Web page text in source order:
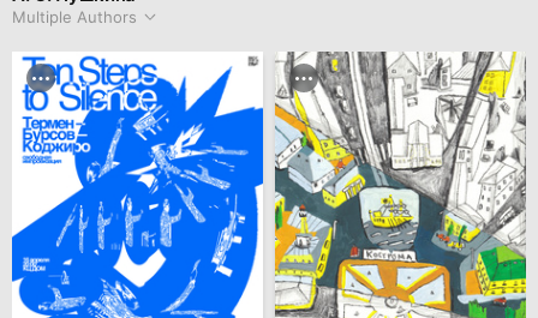
Multiple Authors